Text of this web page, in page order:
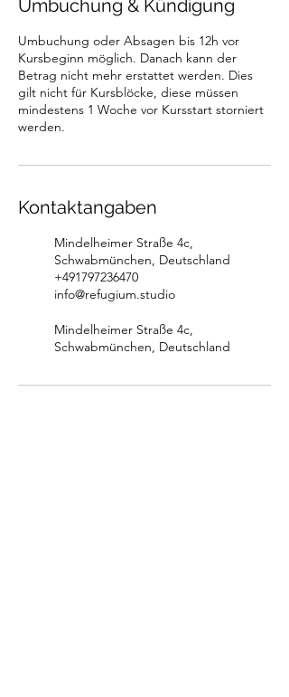
Umbuchung & Kündigung
Umbuchung oder Absagen bis 12h vor
Kursbeginn möglich. Danach kann der
Betrag nicht mehr erstattet werden. Dies
gilt nicht für Kursblöcke, diese müssen
mindestens 1 Woche vor Kursstart storniert
werden.
Kontaktangaben
Mindelheimer Straße 4c,
Schwabmünchen, Deutschland
+491797236470
info@refugium.studio
Mindelheimer Straße 4c,
Schwabmünchen, Deutschland